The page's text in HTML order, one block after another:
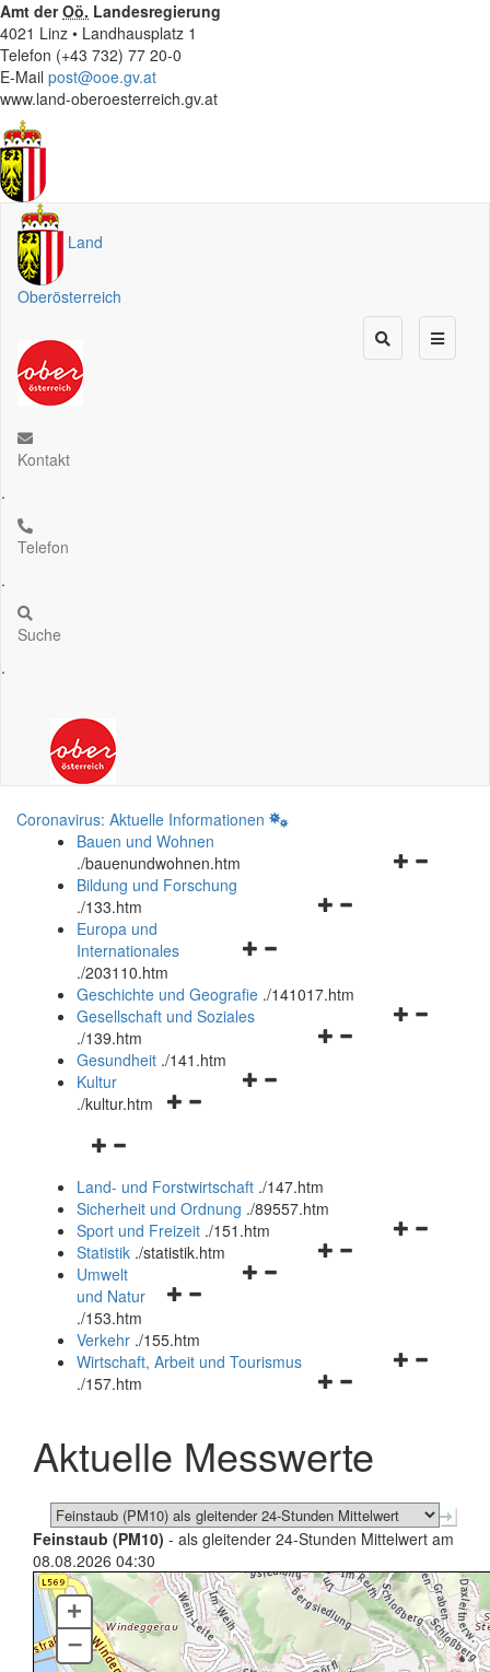
Amt derOö. Landesregierung
4021 Linz • Landhausplatz 1
Telefon (+43 732) 77 20-0
E-Mail post@ooe.gv.at
www.land-oberoesterreich.gv.at
Land
Oberösterreich
Kontakt
.
Telefon
.
Suche
.
Coronavirus: Aktuelle Informationen
Bauen und Wohnen
./bauenundwohnen.htm
Navigationsmenü
Bildung und Forschung
./133.htm
Navigationsmenü
und
schließen
Europa und
Internationales
./203110.htm
Geschichte und Geografie ./141017.htm
Navigationsmenü
Gesellschaft und Soziales
./139.htm
Navigationsmenü
Gesundheit ./141.htm
Navigationsmenü
Kultur
./kultur.htm
Navigationsmenü
und
schließen
Land- und Forstwirtschaft ./147.htm
Sicherheit und Ordnung ./89557.htm
Navigationsmenü
Sport und Freizeit ./151.htm
Navigationsmenü
Statistik ./statistik.htm
Navigationsmenü
und
schließen
Umwelt
und Natur
./153.htm
Verkehr ./155.htm
Navigationsmenü
schließen
Wirtschaft, Arbeit und Tourismus
./157.htm
Aktuelle Messwerte
Feinstaub (PM10) - als gleitender 24-Stunden Mittelwert am
08.08.2026 04:30
+
–